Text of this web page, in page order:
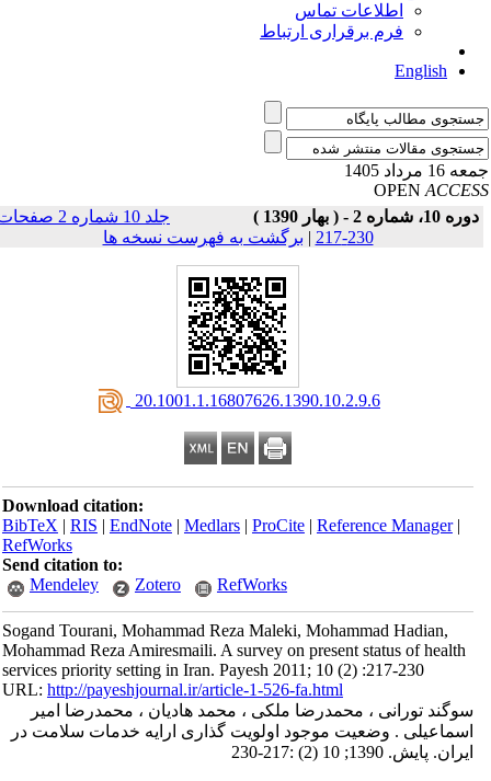
اطلاعات تماس
فرم برقراری ارتباط
English
مرداد 1405
OPEN
دوره 10، شماره 2 - ( بهار 1390 )
جلد 10 شماره 2 صفحات
230-217
| برگشت به فهرست نسخه ها
‎ 20.1001.1.16807626.1390.10.2.9.6
Download citation:
BibTeX|RIS|EndNote|Medlars|ProCite|Reference Manager
RefWorks
Send citation to:
Mendeley
Zotero RefWorks
Sogand Tourani, Mohammad Reza Maleki, Mohammad Hadian,
Mohammad Reza Amiresmaili. A survey on present status of health
services priority setting in Iran. Payesh 2011; 10 (2) :217-230
URL:http://payeshjournal.ir/article-1-526-fa.html
سوگند تورانی ، محمدرضا ملکی ، محمد هادیان ، محمدرضا امیر
اسماعیلی . وضعیت موجود اولویت گذاری ارایه خدمات سلامت در
ایران. پایش. 1390; 10 (2) :217-230